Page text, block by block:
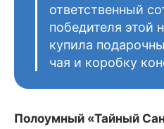
ответственный
победителя этой
купила
чая и коробку
Полоумный «Тайный